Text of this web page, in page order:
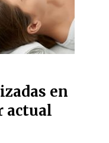
en
actual